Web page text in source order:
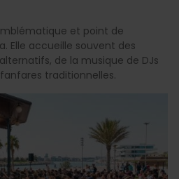
et point de
Elle accueille souvent des
de la musique de DJs
traditionnelles.